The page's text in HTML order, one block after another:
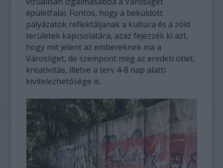
épületfalai. Fontos, hogy a beküldött
pályázatok reflektáljanak a kultúra és a zöld
területek kapcsolatára, azaz fejezzék ki azt,
hogy mit jelent az embereknek ma a
Városliget, de szempont még az eredeti ötlet,
kreativitás, illetve a terv 4-8 nap alatti
kivitelezhetősége is.